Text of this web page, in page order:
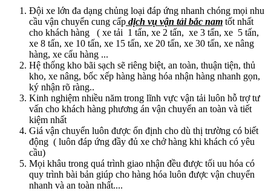
Đội xe lớn đa dạng chủng loại đáp ứng nhanh chóng mọi nhu
cầu vận chuyển cung cấp dịch vụ vận tải bắc nam tốt nhất
cho khách hàng ( xe tải 1 tấn, xe 2 tấn, xe 3 tấn, xe 5 tấn,
xe 8 tấn, xe 10 tấn, xe 15 tấn, xe 20 tấn, xe 30 tấn, xe nâng
hàng, xe cẩu hàng ...
Hệ thống kho bãi sạch sẽ riêng biệt, an toàn, thuận tiện, thủ
kho, xe nâng, bốc xếp hàng hàng hóa nhận hàng nhanh gọn,
ký nhận rõ ràng..
Kinh nghiệm nhiều năm trong lĩnh vực vận tải luôn hỗ trợ tư
vấn cho khách hàng phương án vận chuyển an toàn và tiết
kiệm nhất
Giá vận chuyển luôn được ổn định cho dù thị trường có biết
động ( luôn đáp ứng đầy đủ xe chở hàng khi khách có yêu
cầu)
Mọi khâu trong quá trình giao nhận đều được tối uu hóa có
quy trình bài bản giúp cho hàng hóa luôn được vận chuyển
nhanh và an toàn nhất....